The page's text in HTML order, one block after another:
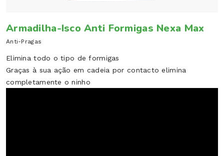
Armadilha-Isco Anti Formigas Nexa Max
Anti-Pragas
Elimina todo o tipo de formigas
Graças à sua ação em cadeia por contacto elimina
completamente o ninho